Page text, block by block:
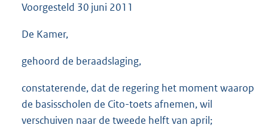
Voorgesteld 30 juni 2011
De Kamer,
gehoord de beraadslaging,
constaterende, dat de regering het moment waarop
de basisscholen de Cito-toets afnemen, wil
verschuiven naar de tweede helft van april;